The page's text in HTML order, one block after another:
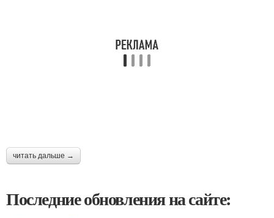
читать дальше →
Последние обновления на сайте: